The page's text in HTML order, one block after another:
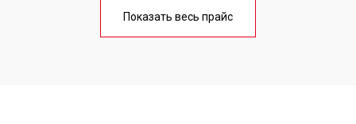
Замена лампочки от 2400 ₽
Показать весь прайс